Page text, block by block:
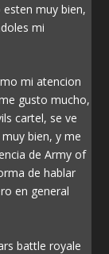
muy bien,
mi
mi atencion
gusto mucho,
cartel, se ve
bien, y me
de Army of
de hablar
en general
battle royale